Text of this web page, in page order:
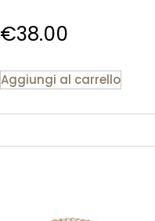
€38.00
Aggiungi al carrello